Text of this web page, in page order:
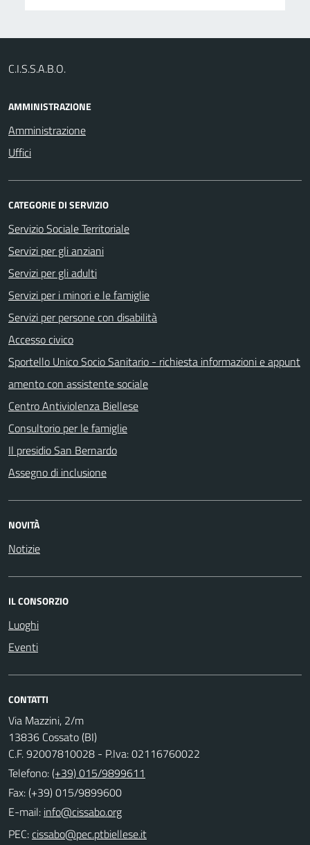
C.I.S.S.A.B.O.
AMMINISTRAZIONE
Amministrazione
Uffici
CATEGORIE DI SERVIZIO
Servizio Sociale Territoriale
Servizi per gli anziani
Servizi per gli adulti
Servizi per i minori e le famiglie
Servizi per persone con disabilità
Accesso civico
Sportello Unico Socio Sanitario - richiesta informazioni e appunt
amento con assistente sociale
Centro Antiviolenza Biellese
Consultorio per le famiglie
Il presidio San Bernardo
Assegno di inclusione
NOVITÀ
Notizie
IL CONSORZIO
Luoghi
Eventi
CONTATTI
Via Mazzini, 2/m
13836 Cossato (BI)
C.F. 92007810028 - P.Iva: 02116760022
Telefono:(+39) 015/9899611
Fax: (+39) 015/9899600
E-mail:
PEC: